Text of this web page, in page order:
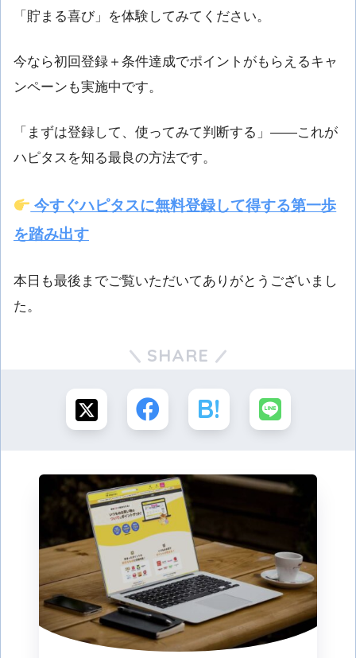
「貯まる喜び」を体験してみてください。
今なら初回登録＋条件達成でポイントがもらえるキャ
ンペーンも実施中です。
「まずは登録して、使ってみて判断する」――これが
ハピタスを知る最良の方法です。
今すぐハピタスに無料登録して得する第一歩
を踏み出す
本日も最後までご覧いただいてありがとうございまし
た。
SHARE